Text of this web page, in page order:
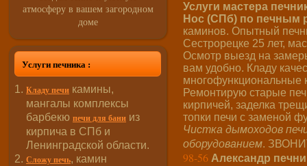
Услуги печника :
Кладу печи камины,
мангалы комплексы
барбекю печи для бани из
кирпича в СПб и
Ленинградской области.
Сложу печь, камин
Услуги мастера
Нос (СПб) по печным
каминов. Опытный
Сестрорецке 25 лет,
Осмотр выезд на
вам удобно. Кладу
многофункциональные
Ремонтирую старые
кирпичей, заделка
топки печи с заменой
Чистка дымоходов
оборудованием.
98-56 Александр